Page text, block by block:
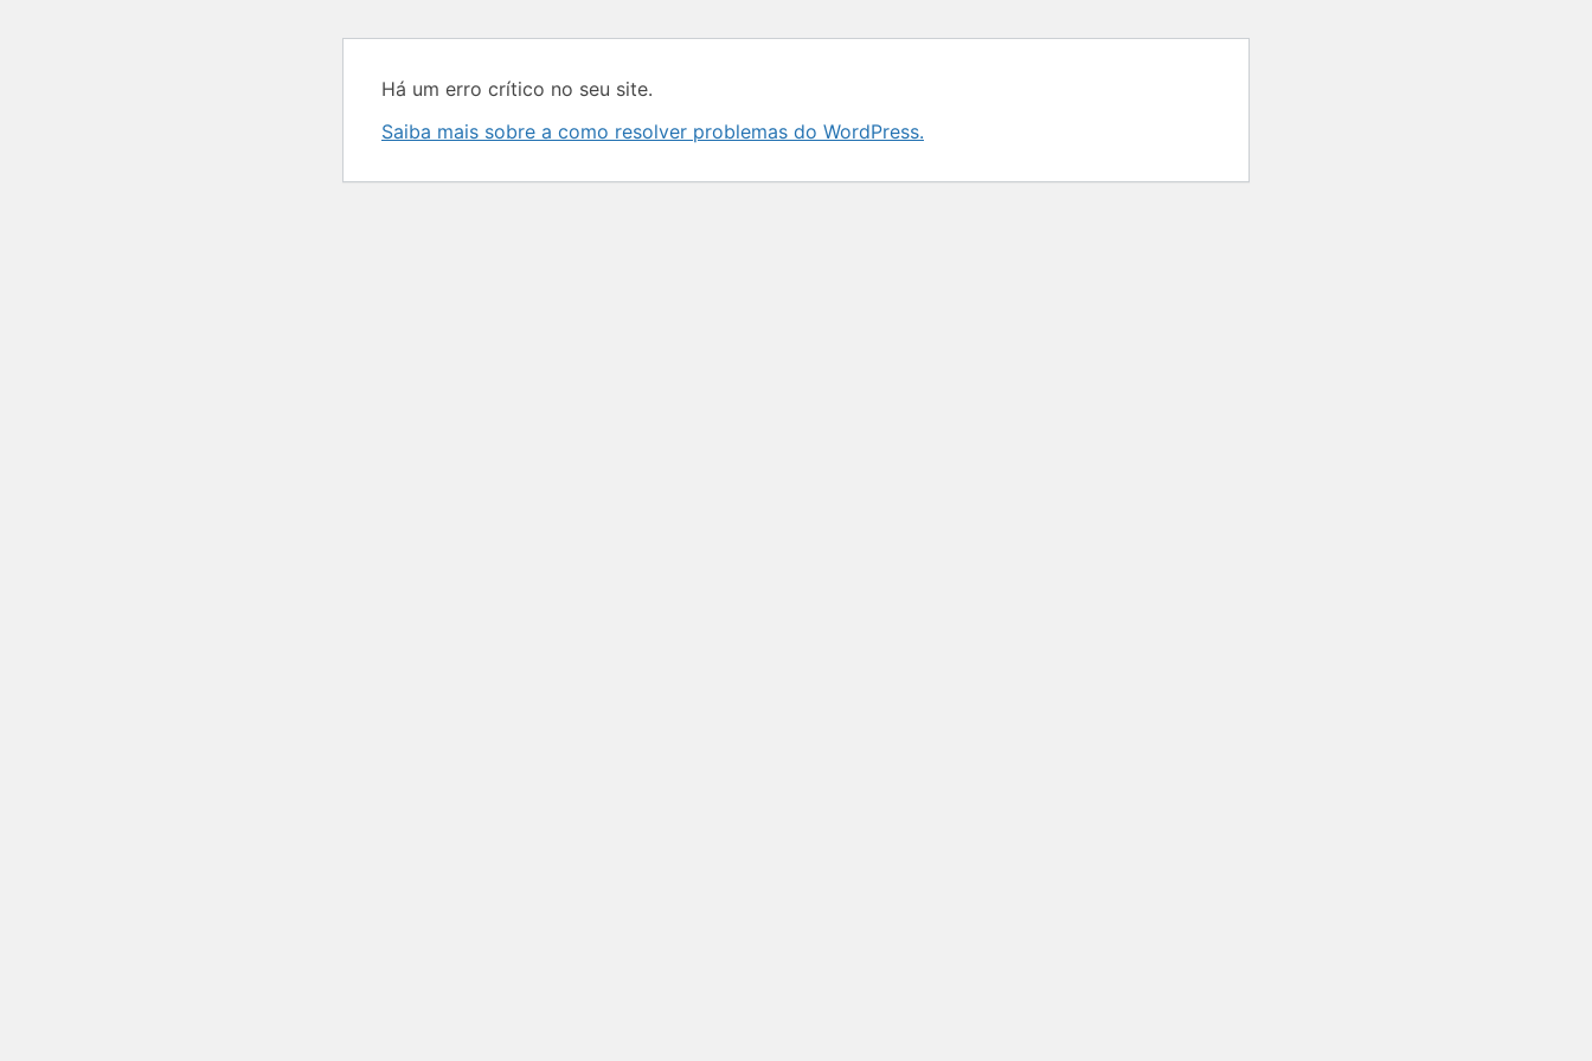
Há um erro crítico no seu site.
Saiba mais sobre a como resolver problemas do WordPress.